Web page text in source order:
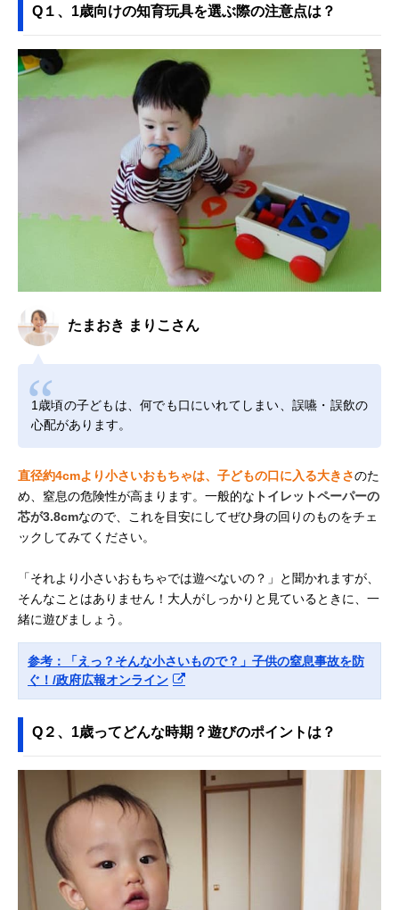
Q１、1歳向けの知育玩具を選ぶ際の注意点は？
たまおき まりこさん
1歳頃の子どもは、何でも口にいれてしまい、誤嚥・誤飲の
心配があります。
直径約4cmより小さいおもちゃは、子どもの口に入る大きさのた
め、窒息の危険性が高まります。一般的な トイレットペーパーの
芯が3.8cmなので、これを目安にしてぜひ身の回りのものをチェ
ックしてみてください。
「それより小さいおもちゃでは遊べないの？」と聞かれますが、
そんなことはありません！大人がしっかりと見ているときに、一
緒に遊びましょう。
参考：「えっ？そんな小さいもので？」子供の窒息事故を防
ぐ！/政府広報オンライン
Q２、1歳ってどんな時期？遊びのポイントは？